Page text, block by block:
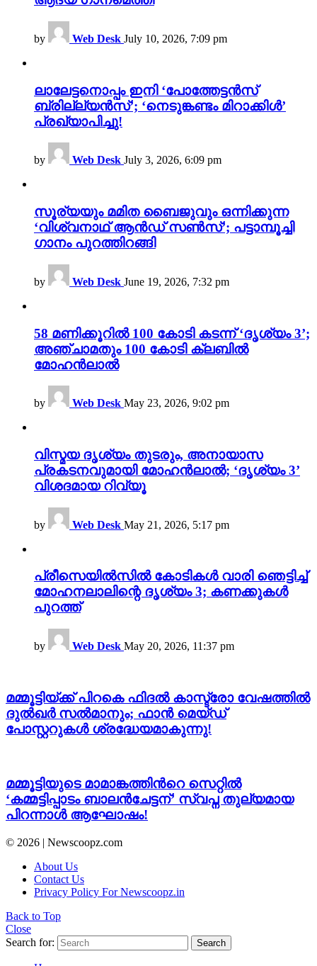
by Web Desk July 10, 2026, 7:09 pm
ലാലേട്ടനൊപ്പം ഇനി ‘പോത്തേട്ടൻസ്
ബ്രില്ല്യൻസ്’; ‘നെടുങ്കണ്ടം മിറാക്കിൾ’
പ്രഖ്യാപിച്ചു!
by Web Desk July 3, 2026, 6:09 pm
സൂര്യയും മമിത ബൈജുവും ഒന്നിക്കുന്ന
‘വിശ്വനാഥ് ആൻഡ് സൺസ്’; പട്ടാമ്പൂച്ചി
ഗാനം പുറത്തിറങ്ങി
by Web Desk June 19, 2026, 7:32 pm
58 മണിക്കൂറിൽ 100 കോടി കടന്ന് ‘ദൃശ്യം 3’;
അഞ്ചാമതും 100 കോടി ക്ലബിൽ
മോഹൻലാൽ
by Web Desk May 23, 2026, 9:02 pm
വിസ്മയ ദൃശ്യം തുടരും, അനായാസ
പ്രകടനവുമായി മോഹൻലാൽ; ‘ദൃശ്യം 3’
വിശദമായ റിവ്യൂ
by Web Desk May 21, 2026, 5:17 pm
പ്രീസെയിൽസിൽ കോടികൾ വാരി ഞെട്ടിച്ച്
മോഹനലാലിന്റെ ദൃശ്യം 3; കണക്കുകൾ
പുറത്ത്
by Web Desk May 20, 2026, 11:37 pm
മമ്മൂട്ടിയ്ക്ക് പിറകെ ഫിദല്‍ കാസ്ട്രോ വേഷത്തില്‍
ദുല്‍ഖര്‍ സല്‍മാനും; ഫാന്‍ മെയ്ഡ്
പോസ്റ്ററുകള്‍ ശ്രദ്ധേയമാകുന്നു!
മമ്മൂട്ടിയുടെ മാമാങ്കത്തിന്‍റെ സെറ്റിൽ
‘കമ്മട്ടിപ്പാടം ബാലൻചേട്ടന്’ സ്വപ്ന തുല്യമായ
പിറന്നാൾ ആഘോഷം!
© 2026 | Newscoopz.com
About Us
Contact Us
Privacy Policy For Newscoopz.in
Back to Top
Close
Search for:
Search